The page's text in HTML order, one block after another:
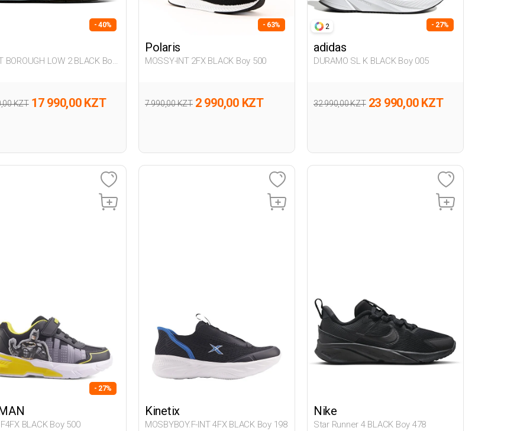
- 40%
BOROUGH LOW 2 BLACK Boy
KZT 17 990,00 KZT
- 63%
Polaris
MOSSY-INT 2FX BLACK Boy 500
7 990,00 KZT 2 990,00 KZT
2 - 27%
adidas
DURAMO SL K BLACK Boy 005
32 990,00 KZT 23 990,00 KZT
- 27%
BLACK Boy 500
Kinetix
MOSBYBOY.F-INT 4FX BLACK Boy 198
Nike
Star Runner 4 BLACK Boy 478